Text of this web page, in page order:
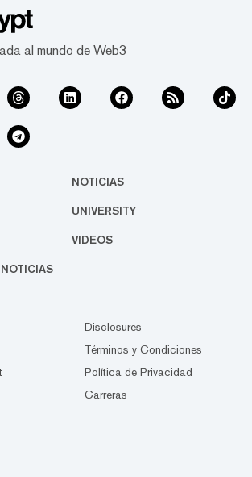
al mundo de Web3
NOTICIAS
UNIVERSITY
VIDEOS
Disclosures
Términos y Condiciones
Política de Privacidad
Carreras